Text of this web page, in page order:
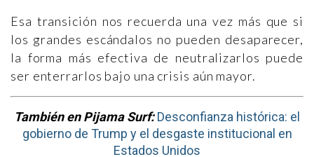
Esa transición nos recuerda una vez más que si
los grandes escándalos no pueden desaparecer,
la forma más efectiva de neutralizarlos puede
ser enterrarlos bajo una crisis aún mayor.
También en Pijama Surf:Desconfianza histórica: el
gobierno de Trump y el desgaste institucional en
Estados Unidos